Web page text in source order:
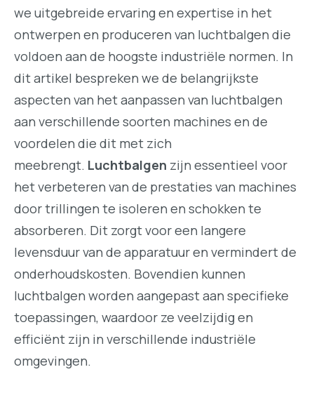
we uitgebreide ervaring en expertise in het
ontwerpen en produceren van luchtbalgen die
voldoen aan de hoogste industriële normen. In
dit artikel bespreken we de belangrijkste
aspecten van het aanpassen van luchtbalgen
aan verschillende soorten machines en de
voordelen die dit met zich
meebrengt. Luchtbalgen zijn essentieel voor
het verbeteren van de prestaties van machines
door trillingen te isoleren en schokken te
absorberen. Dit zorgt voor een langere
levensduur van de apparatuur en vermindert de
onderhoudskosten. Bovendien kunnen
luchtbalgen worden aangepast aan specifieke
toepassingen, waardoor ze veelzijdig en
efficiënt zijn in verschillende industriële
omgevingen.